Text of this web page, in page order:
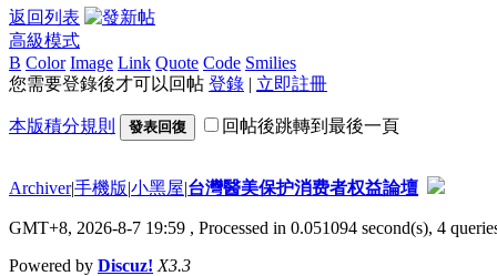
返回列表
高級模式
B Color Image Link Quote Code Smilies
您需要登錄後才可以回帖 登錄 | 立即註冊
本版積分規則 發表回復 回帖後跳轉到最後一頁
Archiver|手機版|小黑屋|台灣醫美保护消费者权益論壇
GMT+8, 2026-8-7 19:59 , Processed in 0.051094 second(s), 4
Powered by Discuz! X3.3